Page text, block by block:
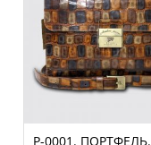
P-0001. ПОРТФЕЛЬ.